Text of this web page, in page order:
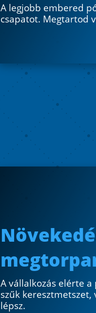
A legjobb embered
csapatot. Megtartod
A vállalkozás elérte
szűk
lépsz.